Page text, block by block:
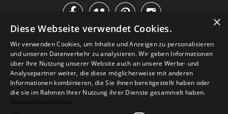

IM KATALOG BLÄTTERN
×
Diese Webseite verwendet Cookies.
Wir verwenden Cookies, um Inhalte und Anzeigen zu personalisieren
und unseren Datenverkehr zu analysieren. Wir geben Informationen
über Ihre Nutzung unserer Website auch an unsere Werbe- und
Analysepartner weiter, die diese möglicherweise mit anderen
Informationen kombinieren, die Sie ihnen bereitgestellt haben oder
die sie im Rahmen Ihrer Nutzung ihrer Dienste gesammelt haben.
Datenschutzrichtlinie